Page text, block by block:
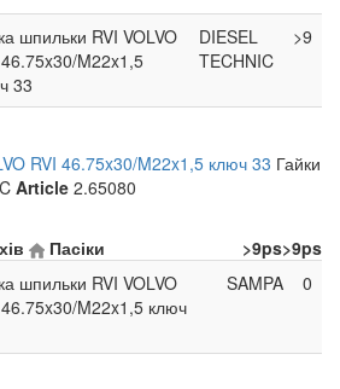
шпильки RVI VOLVO
M22x1,5
33
DIESEL
TECHNIC
>9
RVI 46.75x30/M22x1,5 ключ 33 Гайки
Article 2.65080
>9ps
Пасіки
>9ps
шпильки RVI VOLVO
M22x1,5 ключ
SAMPA 0